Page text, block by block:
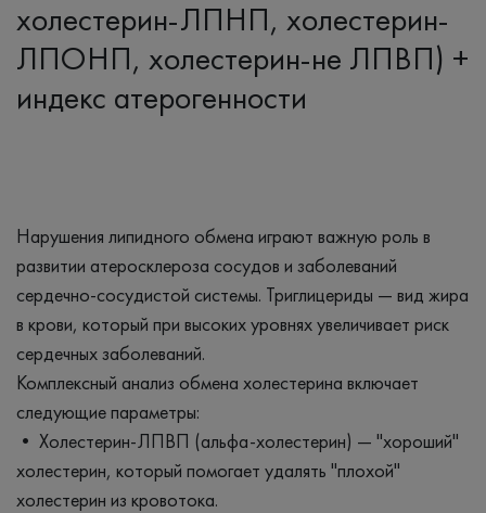
холестерин-ЛПНП, холестерин-
ЛПОНП, холестерин-не ЛПВП) +
индекс атерогенности
Нарушения липидного обмена играют важную роль в
развитии атеросклероза сосудов и заболеваний
сердечно-сосудистой системы. Триглицериды — вид жира
в крови, который при высоких уровнях увеличивает риск
сердечных заболеваний.
Комплексный анализ обмена холестерина включает
следующие параметры:
• Холестерин-ЛПВП (альфа-холестерин) — "хороший"
холестерин, который помогает удалять "плохой"
холестерин из кровотока.